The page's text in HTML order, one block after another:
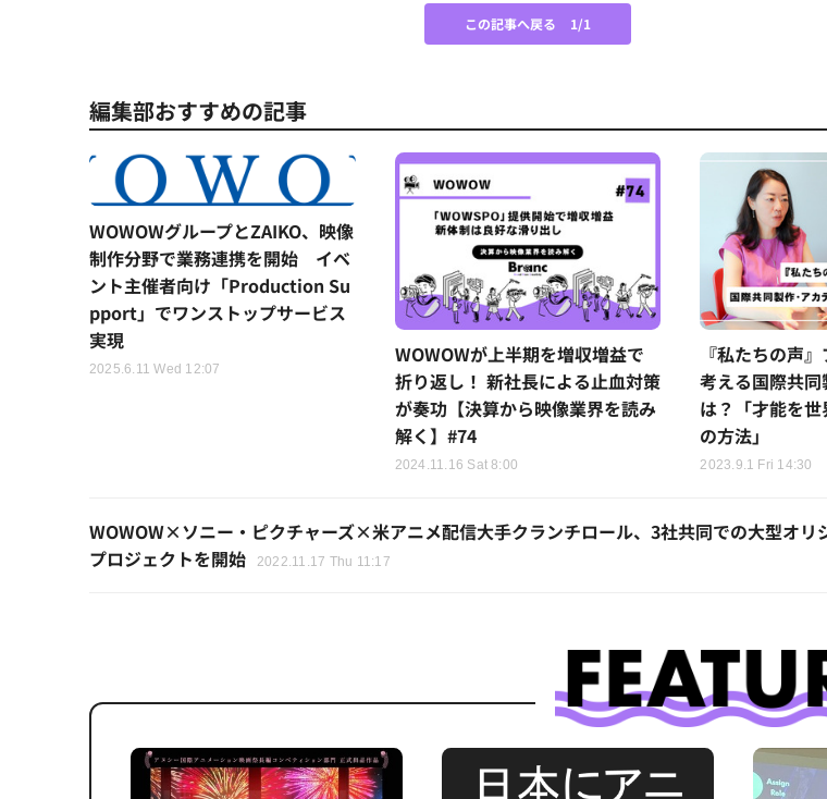
この記事へ戻る 1/1
編集部おすすめの記事
WOWOWグループとZAIKO、映像
制作分野で業務連携を開始 イベ
ント主催者向け「Production Su
pport」でワンストップサービス
実現
2025.6.11 Wed 12:07
WOWOWが上半期を増収増益で
折り返し！ 新社長による止血対策
が奏功【決算から映像業界を読み
解く】#74
2024.11.16 Sat 8:00
『私たちの声
考える国際共
は？「才能を
の方法」
2023.9.1 Fri 14:30
WOWOW×ソニー・ピクチャーズ×米アニメ配信大手クランチロール、3社共同での大型オリ
プロジェクトを開始
2022.11.17 Thu 11:17